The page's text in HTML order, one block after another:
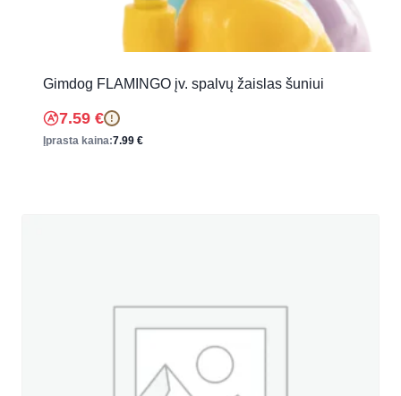
Gimdog FLAMINGO įv. spalvų žaislas šuniui
7.59 € !
Įprasta kaina:7.99 €